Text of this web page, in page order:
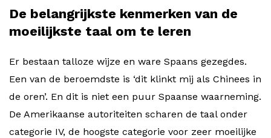
De belangrijkste kenmerken van de
moeilijkste taal om te leren
Er bestaan talloze wijze en ware Spaans gezegdes.
Een van de beroemdste is ‘dit klinkt mij als Chinees in
de oren’. En dit is niet een puur Spaanse waarneming.
De Amerikaanse autoriteiten scharen de taal onder
categorie IV, de hoogste categorie voor zeer moeilijke